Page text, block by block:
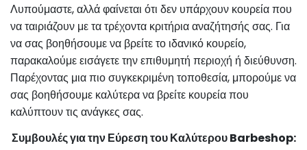
Λυπούμαστε, αλλά φαίνεται ότι δεν υπάρχουν κουρεία που
να ταιριάζουν με τα τρέχοντα κριτήρια αναζήτησής σας. Για
να σας βοηθήσουμε να βρείτε το ιδανικό κουρείο,
παρακαλούμε εισάγετε την επιθυμητή περιοχή ή διεύθυνση.
Παρέχοντας μια πιο συγκεκριμένη τοποθεσία, μπορούμε να
σας βοηθήσουμε καλύτερα να βρείτε κουρεία που
καλύπτουν τις ανάγκες σας.
Συμβουλές για την Εύρεση του Καλύτερου Barbeshop: